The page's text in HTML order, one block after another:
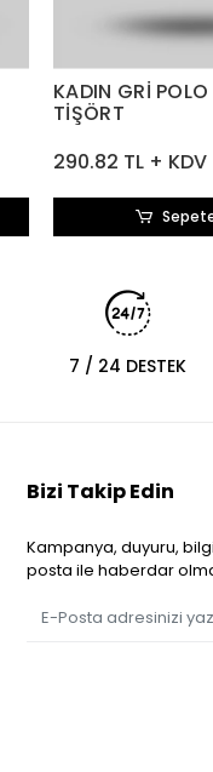
KADIN GRİ
TİŞÖRT
290.82 TL + KDV
7 / 24 DESTEK
Bizi Takip Edin
Kampanya, duyuru,
posta ile haberdar